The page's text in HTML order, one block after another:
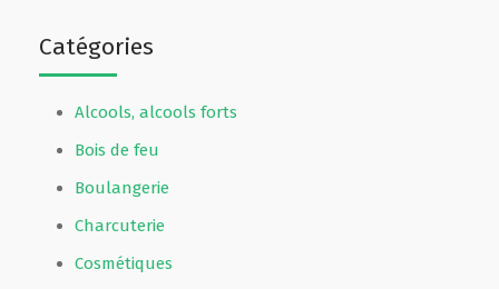
Catégories
Alcools, alcools forts
Bois de feu
Boulangerie
Charcuterie
Cosmétiques